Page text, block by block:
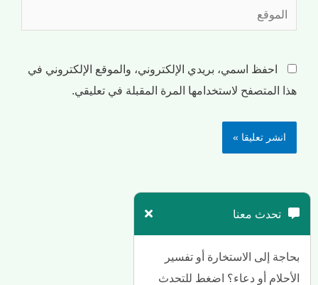
احفظ اسمي، بريدي الإلكتروني، والموقع الإلكتروني في
هذا المتصفح لاستخدامها المرة المقبلة في تعليقي.
تحدث معنا
بحاجة إلى الاستخارة أو تفسير
الأحلام أو دعاء؟ اضغط للتحدث